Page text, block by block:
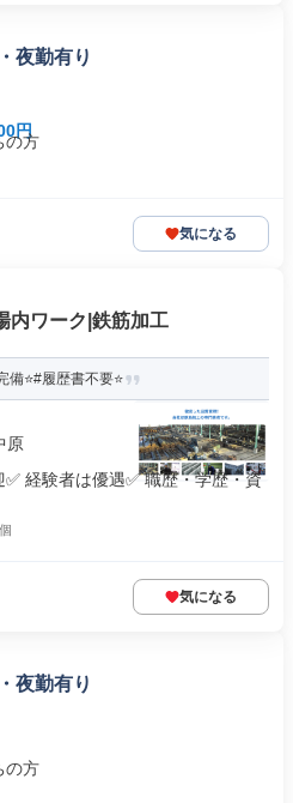
夜勤有り
円
の方
気になる
内ワーク|鉄筋加工
⭐️#履歴書不要⭐️
原
経験者は優遇✅ 職歴・学歴・資
気になる
夜勤有り
の方